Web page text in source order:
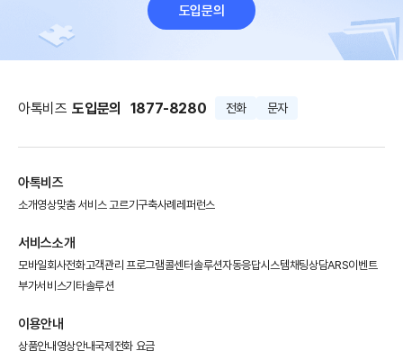
도입문의
아톡비즈 도입문의 1877-8280 전화 문자
아톡비즈
소개영상맞춤 서비스 고르기구축사례 레퍼런스
서비스소개
모바일회사전화고객관리 프로그램콜센터솔루션자동응답시스템채팅상담ARS이벤트
부가서비스기타솔루션
이용안내
상품안내 영상안내국제전화 요금